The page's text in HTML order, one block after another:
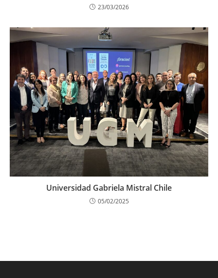
23/03/2026
Universidad Gabriela Mistral Chile
05/02/2025